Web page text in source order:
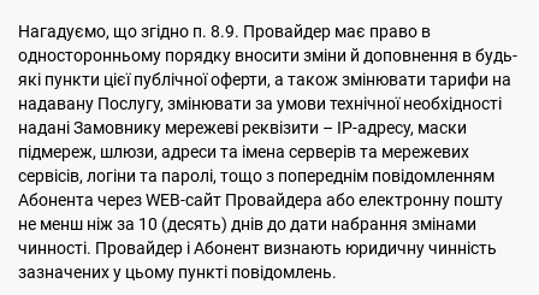
Нагадуємо, що згідно п. 8.9. Провайдер має право в
односторонньому порядку вносити зміни й доповнення в будь-
які пункти цієї публічної оферти, а також змінювати тарифи на
надавану Послугу, змінювати за умови технічної необхідності
надані Замовнику мережеві реквізити – ІР-адресу, маски
підмереж, шлюзи, адреси та імена серверів та мережевих
сервісів, логіни та паролі, тощо з попереднім повідомленням
Абонента через WEB-сайт Провайдера або електронну пошту
не менш ніж за 10 (десять) днів до дати набрання змінами
чинності. Провайдер і Абонент визнають юридичну чинність
зазначених у цьому пункті повідомлень.